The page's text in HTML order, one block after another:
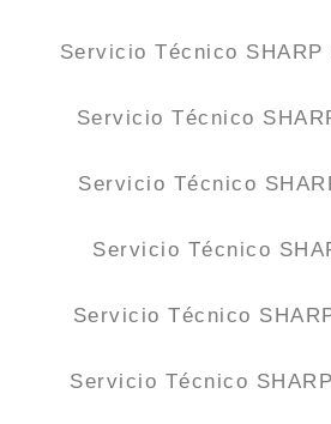
Servicio Técnico SHARP
Servicio Técnico
Servicio Técnico
Servicio Técnico
Servicio Técnico
Servicio Técnico